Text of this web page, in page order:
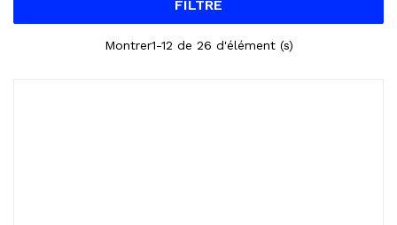
FILTRE
Montrer1-12 de 26 d'élément (s)